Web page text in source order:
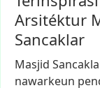
Arsitéktur
Sancaklar
Masjid
nawarkeun